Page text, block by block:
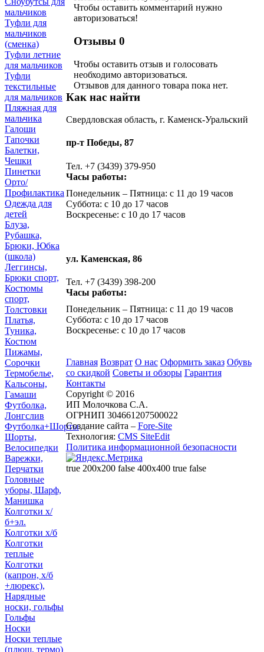
Чтобы оставить комментарий нужно
авторизоваться!
Отзывы 0
Чтобы оcтавить отзыв и голосовать
необходимо авторизоваться.
Отзывов для данного товара пока нет.
мальчиков
Туфли для
мальчиков
(сменка)
Туфли летние
для мальчиков
Туфли
текстильные
для мальчиков
Пляжная для
мальчика
Галоши
Тапочки
Балетки,
Чешки
Пинетки
Орто/
Профилактика
Одежда для
детей
Блуза,
Рубашка,
Брюки, Юбка
(школа)
Леггинсы,
Брюки спорт,
Костюмы
спорт,
Толстовки
Платья,
Туника,
Костюм
Пижамы,
Сорочки
Термобелье,
Кальсоны,
Гамаши
Футболка,
Лонгслив
Футболка+Шорты
Шорты,
Велосипедки
Варежки,
Перчатки
Головные
уборы, Шарф,
Манишка
Колготки х/
б+эл.
Колготки х/б
Колготки
теплые
Колготки
(капрон, х/б
+люрекс),
Нарядные
носки, гольфы
Гольфы
Носки
Носки теплые
(плюш, термо)
Как нас найти
Свердловская область, г. Каменск-Уральский
пр-т Победы, 87
Тел. +7 (3439) 379-950
Часы работы:
Понедельник – Пятница: с 11 до 19 часов
Суббота: с 10 до 17 часов
Воскресенье: с 10 до 17 часов
ул. Каменская, 86
Тел. +7 (3439) 398-200
Часы работы:
Понедельник – Пятница: с 11 до 19 часов
Суббота: с 10 до 17 часов
Воскресенье: с 10 до 17 часов
Главная Возврат О нас Оформить заказ Обувь
со скидкой Советы и обзоры Гарантия
Контакты
Copyright © 2016
ИП Молочкова С.А.
ОГРНИП 304661207500022
Создание сайта – Fore-Site
Технология: CMS SiteEdit
Политика информационной безопасности
true 200x200 false 400x400 true false